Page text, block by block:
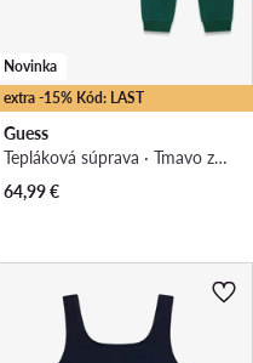
extra -15% Kód: LAST
Novinka
Guess
Tepláková súprava · Tmavo zelená
64,99€